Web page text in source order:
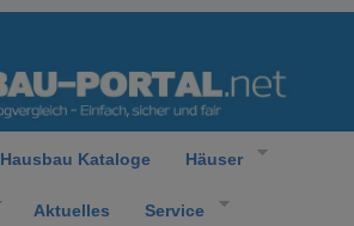
Hausbau Kataloge Häuser
Aktuelles Service